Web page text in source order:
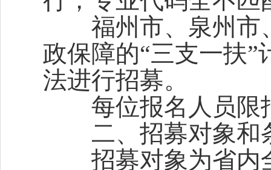
福州市、泉州市
政保障的“三支一扶
法进行招募。
每位报名人员限
二、招募对象和
招募对象为省内